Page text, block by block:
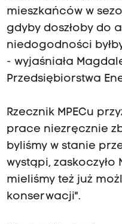
mieszkańców w
gdyby doszłoby do
niedogodności
- wyjaśniała
Przedsiębiorstwa
Rzecznik MPECu
prace niezręcznie
byliśmy w stanie
wystąpi, zaskoczyło
mieliśmy też już
konserwacji".